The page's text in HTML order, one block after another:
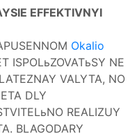
EFFEKTIVNYI
Okalio
ISPOLьZOVATьSY NE
VALYTA, NO
DLY
REALIZUY
BLAGODARY